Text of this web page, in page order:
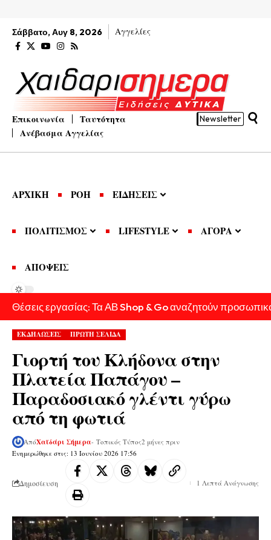
Σάββατο, Αυγ 8, 2026 Αγγελίες
Επικοινωνία
Ταυτότητα
Ανέβασμα Αγγελίας
Newsletter
ΑΡΧΙΚΗ ΡΟΗ ΕΙΔΗΣΕΙΣ
ΠΟΛΙΤΙΣΜΟΣ LIFESTYLE ΑΓΟΡΑ
ΑΠΟΨΕΙΣ
Θέσεις εργασίας: Τα ΑΒ Shop & Go αναζητούν
ΕΚΔΗΛΩΣΕΙΣ ΠΡΩΤΗ ΣΕΛΙΔΑ
Γιορτή του Κλήδονα στην
Πλατεία Παπάγου –
Παραδοσιακό γλέντι γύρω
από τη φωτιά
Ενημερώθηκε στις: 13 Ιουνίου 2026 17:56
ΑπόΧαϊδάρι Σήμερα- Τοπικός Τύπος2 μήνες πριν
Δημοσίευση 1 Λεπτά Ανάγνωσης